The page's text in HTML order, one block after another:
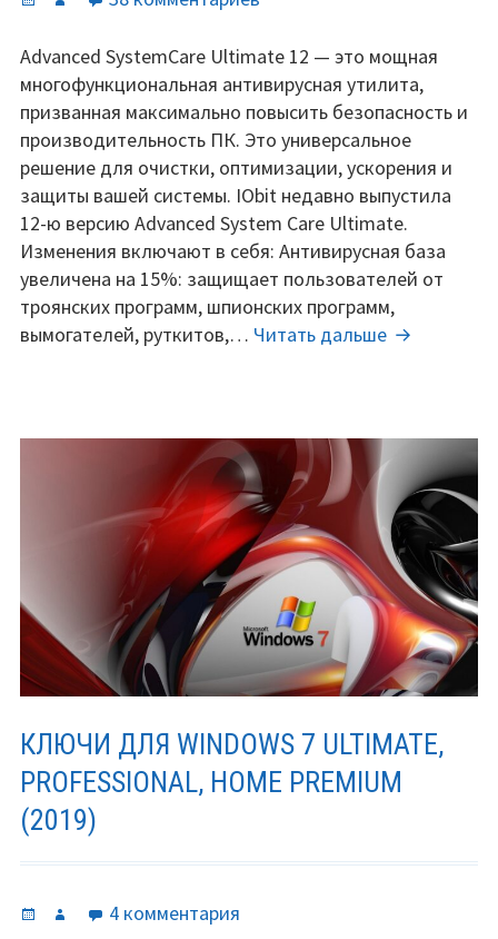
Advanced
SystemCare
Ultimate
12.3
лицензионный
ключ
2019
—
2020
Advanced SystemCare Ultimate 12 — это мощная
многофункциональная антивирусная утилита,
призванная максимально повысить безопасность и
производительность ПК. Это универсальное
решение для очистки, оптимизации, ускорения и
защиты вашей системы. IObit недавно выпустила
12-ю версию Advanced System Care Ultimate.
Изменения включают в себя: Антивирусная база
увеличена на 15%: защищает пользователей от
троянских программ, шпионских программ,
вымогателей, руткитов,… Читать дальше Advanced
ключ
2019
—
2020
КЛЮЧИ ДЛЯ WINDOWS 7 ULTIMATE,
PROFESSIONAL, HOME PREMIUM
(2019)
Опубликовано
Автор 4 комментарияк